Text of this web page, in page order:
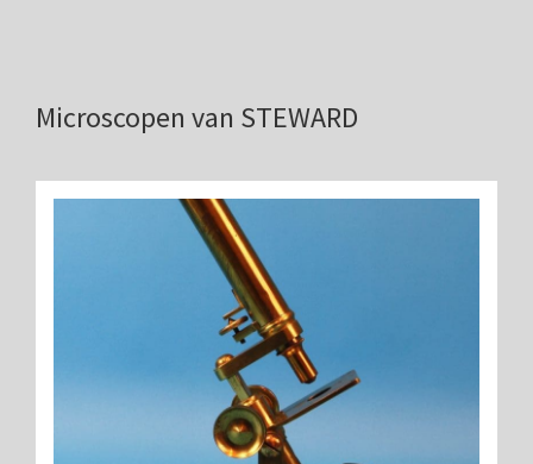
Cuff (ca. 1745)
volgens Culpeper (1750-1780)
‘Jones’ most improved type’ (1800-1830)
Long, Gould type (1821-1850)
Chevalier, trommelmicroscoop (1831-1841)
Nachet, ‘grand modèle’ (1856-1862)
Microscopen van STEWARD